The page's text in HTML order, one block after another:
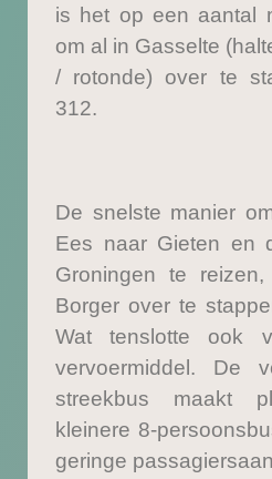
is het op een aantal
om al in Gasselte
/ rotonde) over te
312.
De snelste manier
Ees naar Gieten en
Groningen te
Borger over te
Wat tenslotte ook
vervoermiddel. De
streekbus maakt
kleinere 8-
geringe